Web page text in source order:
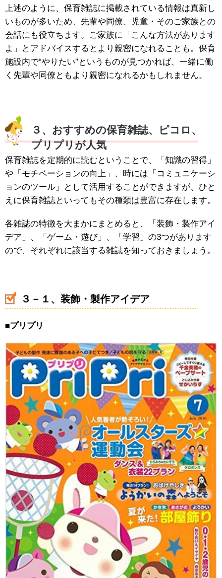
上述のように、保育雑誌に掲載されている情報は真新し
いものが多いため、先輩や同僚、児童・そのご家族との
会話にも役立ちます。ご家族に「こんな方法があります
よ」とアドバイスするとより親密になれることも。保育
施設内で“やりたい”というものが見つかれば、一緒に働
く先輩や同僚ともより親密になれるかもしれません。
３、おすすめの保育雑誌、ピコロ、
プリプリが人気
保育雑誌を定期的に読むということで、「知識の習得」
や「モチベーションの向上」、時には「コミュニケーシ
ョンのツール」として活用することができますが、ひと
えに保育雑誌といってもその種類は豊富に存在します。
各雑誌の特徴を大まかにまとめると、「装飾・製作アイ
デア」、「ゲーム・遊び」、「学習」の3つがあります
ので、それぞれに該当する雑誌を知っておきましょう。
３－１、装飾・製作アイデア
■プリプリ